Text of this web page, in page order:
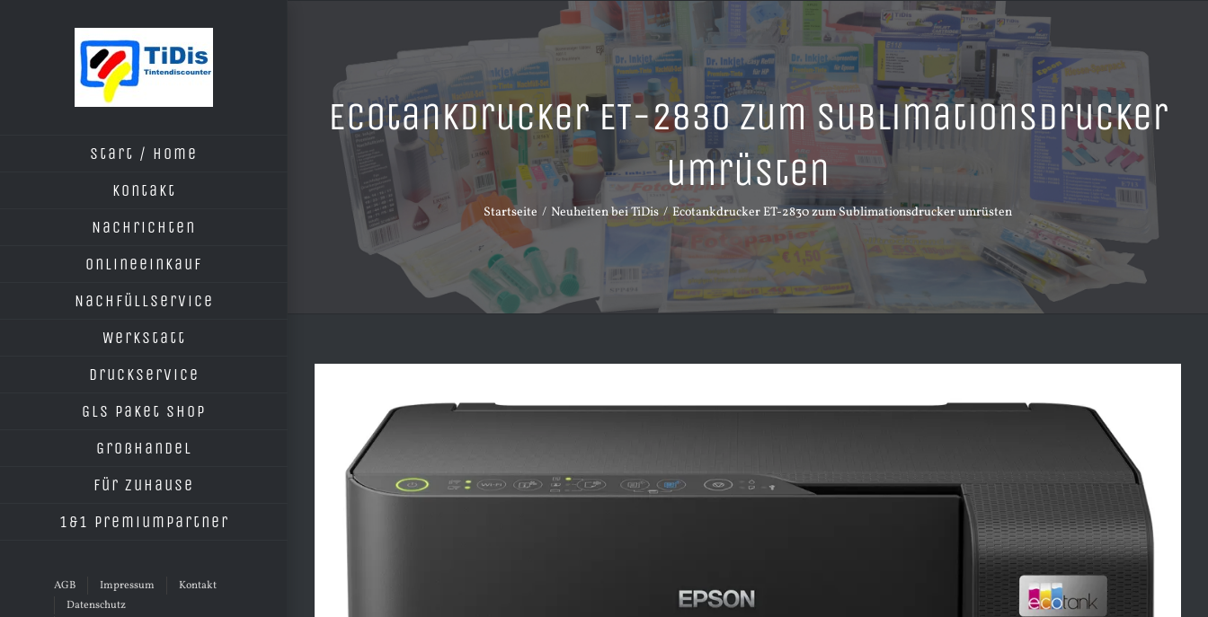
Start / Home
Kontakt
Nachrichten
Onlineeinkauf
Nachfüllservice
Werkstatt
Druckservice
GLS Paket Shop
Großhandel
Für Zuhause
1&1 Premiumpartner
AGB Impressum
Kontakt
Datenschutz
Ecotankdrucker ET-2830 zum Sublimationsdrucker
umrüsten
Startseite Neuheiten bei TiDis Ecotankdrucker ET-2830 zum Sublimationsdrucker umrüsten